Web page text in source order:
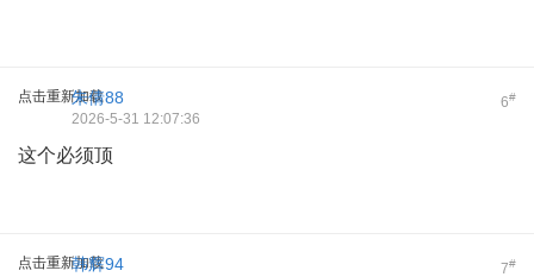
点击重新加载 6#
朱倩88
2026-5-31 12:07:36
这个必须顶
点击重新加载 7#
韩辉94